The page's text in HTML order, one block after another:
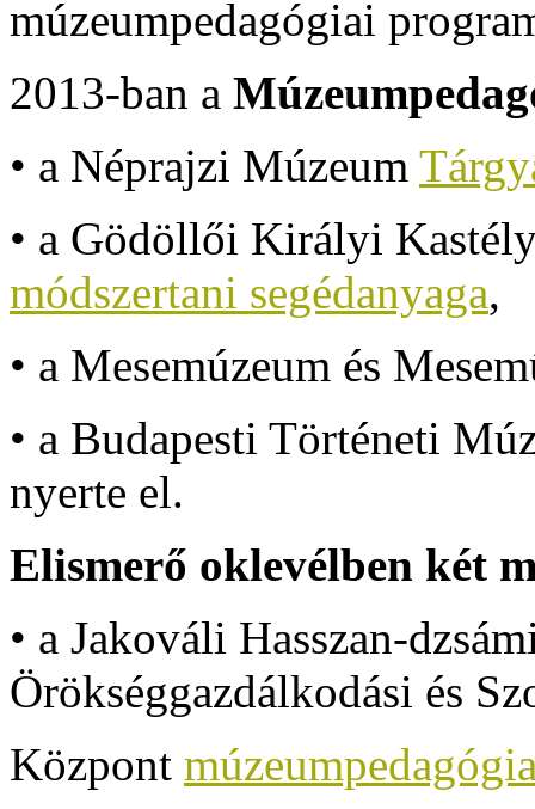
múzeumpedagógiai
2013-ban a
• a Néprajzi Múzeum
• a Gödöllői Királyi
módszertani segédanyaga,
• a Mesemúzeum és
• a Budapesti Történeti
nyerte el.
Elismerő oklevélben két
• a Jakováli Hasszan-
Örökséggazdálkodási és
Központ